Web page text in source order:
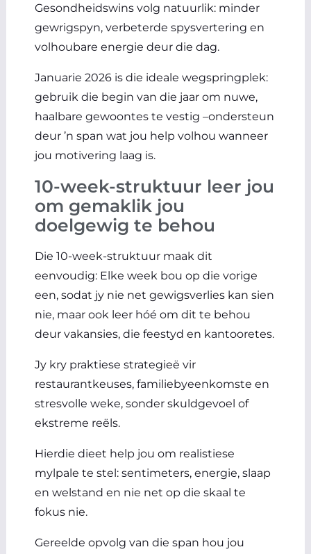
Gesondheidswins volg natuurlik: minder
gewrigspyn, verbeterde spysvertering en
volhoubare energie deur die dag.
Januarie 2026 is die ideale wegspringplek:
gebruik die begin van die jaar om nuwe,
haalbare gewoontes te vestig –ondersteun
deur ’n span wat jou help volhou wanneer
jou motivering laag is.
10-week-struktuur leer jou
om gemaklik jou
doelgewig te behou
Die 10-week-struktuur maak dit
eenvoudig: Elke week bou op die vorige
een, sodat jy nie net gewigsverlies kan sien
nie, maar ook leer hóé om dit te behou
deur vakansies, die feestyd en kantooretes.
Jy kry praktiese strategieë vir
restaurantkeuses, familiebyeenkomste en
stresvolle weke, sonder skuldgevoel of
ekstreme reëls.
Hierdie dieet help jou om realistiese
mylpale te stel: sentimeters, energie, slaap
en welstand en nie net op die skaal te
fokus nie.
Gereelde opvolg van die span hou jou